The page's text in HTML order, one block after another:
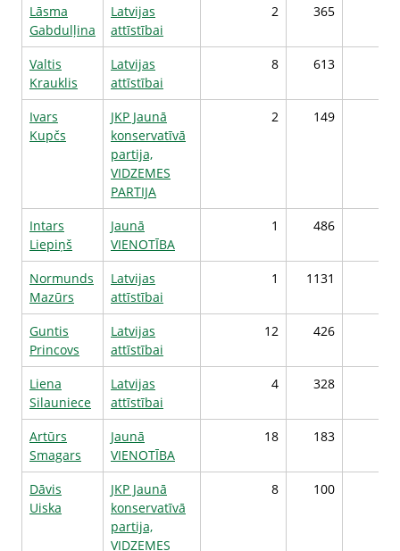
Lāsma
Gabdulļina
Latvijas
attīstībai
2 365
Valtis
Krauklis
Latvijas
attīstībai
8 613
Ivars
Kupčs
JKP Jaunā
konservatīvā
partija,
VIDZEMES
PARTIJA
2 149
Intars
Liepiņš
Jaunā
VIENOTĪBA
1 486
Normunds
Mazūrs
Latvijas
attīstībai
1 1131
Guntis
Princovs
Latvijas
attīstībai
12 426
Liena
Silauniece
Latvijas
attīstībai
4 328
Artūrs
Smagars
Jaunā
VIENOTĪBA
18 183
Dāvis
Uiska
JKP Jaunā
konservatīvā
partija,
VIDZEMES
8 100